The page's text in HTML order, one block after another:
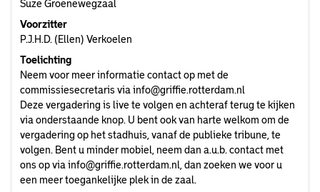
Suze Groenewegzaal
Voorzitter
P.J.H.D. (Ellen) Verkoelen
Toelichting
Neem voor meer informatie contact op met de
commissiesecretaris via info@griffie.rotterdam.nl
Deze vergadering is live te volgen en achteraf terug te kijken
via onderstaande knop. U bent ook van harte welkom om de
vergadering op het stadhuis, vanaf de publieke tribune, te
volgen. Bent u minder mobiel, neem dan a.u.b. contact met
ons op via info@griffie.rotterdam.nl , dan zoeken we voor u
een meer toegankelijke plek in de zaal.